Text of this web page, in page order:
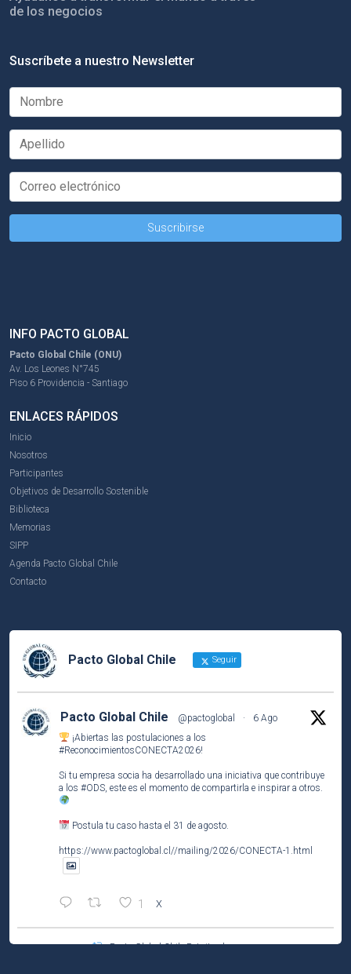
de los negocios
Suscríbete a nuestro Newsletter
INFO PACTO GLOBAL
Pacto Global Chile (ONU)
Av. Los Leones N°745
Piso 6 Providencia - Santiago
ENLACES RÁPIDOS
Inicio
Nosotros
Participantes
Objetivos de Desarrollo Sostenible
Biblioteca
Memorias
SIPP
Agenda Pacto Global Chile
Contacto
Pacto Global Chile Seguir
Pacto Global Chile @pactoglobal ·
6 Ago
¡Abiertas las postulaciones a los
#ReconocimientosCONECTA2026!
Si tu empresa socia ha desarrollado una iniciativa que contribuye
a los #ODS , este es el momento de compartirla e inspirar a otros.
Postula tu caso hasta el 31 de agosto.
https://www.pactoglobal.cl//mailing/2026/CONECTA-1.html
1 X
Pacto Global Chile Retuiteado